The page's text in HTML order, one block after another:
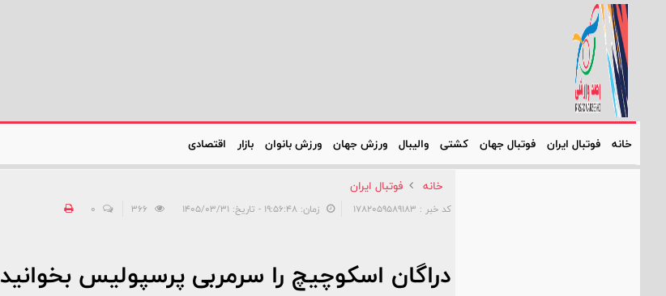
خانه فوتبال ایران فوتبال جهان کشتی والیبال ورزش جهان ورزش بانوان بازار اقتصادی
خانه فوتبال ایران
کد خبر : 1782059589183 زمان: ۱۹:۵۶:۴۸ - تاریخ: ۱۴۰۵/۰۳/۳۱ 0
دراگان اسکوچیچ را سرمربی پرسپولیس بخوانید